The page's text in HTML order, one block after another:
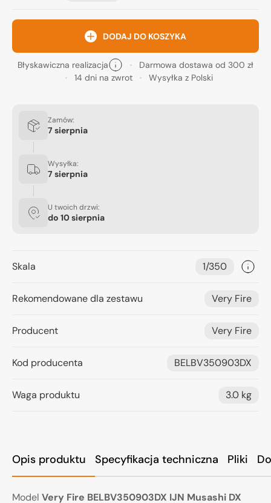
Opis produktu Specyfikacja techniczna Pliki
Model Very Fire BELBV350903DX IJN Musashi DX
DODAJ DO KOSZYKA
Błyskawiczna realizacja
Darmowa dostawa od 300 zł
14 dni na zwrot
Wysyłka z Polski
Zamów:
7 sierpnia
Wysyłka:
7 sierpnia
U twoich drzwi:
do 10 sierpnia
Skala 1/350
Rekomendowane dla zestawu Very Fire
Producent Very Fire
Kod producenta BELBV350903DX
Waga produktu 3.0 kg